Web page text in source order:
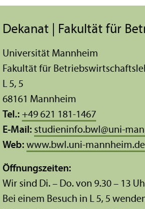
Dekanat | Fakultät für
Universität Mannheim
Fakultät für
L 5, 5
68161 Mannheim
Tel.: +49 621 181-1467
E-Mail: studieninfo.bwl@uni-
Web: www.bwl.uni-mannheim.de
Öffnungs­zeiten:
Wir sind Di. – Do. von 9.30 – 13
Bei einem Besuch in L 5, 5